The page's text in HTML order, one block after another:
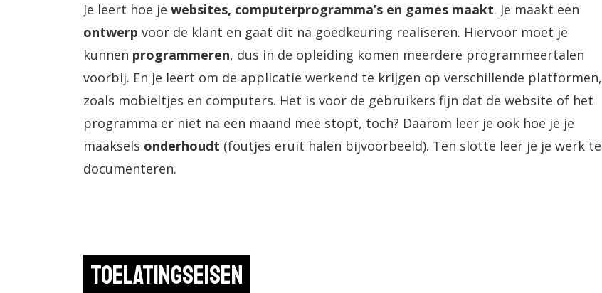
Je leert hoe je websites, computerprogramma’s en games maakt. Je maakt een
ontwerp voor de klant en gaat dit na goedkeuring realiseren. Hiervoor moet je
kunnen programmeren, dus in de opleiding komen meerdere programmeertalen
voorbij. En je leert om de applicatie werkend te krijgen op verschillende platformen,
zoals mobieltjes en computers. Het is voor de gebruikers fijn dat de website of het
programma er niet na een maand mee stopt, toch? Daarom leer je ook hoe je je
maaksels onderhoudt (foutjes eruit halen bijvoorbeeld). Ten slotte leer je je werk te
documenteren.
Toelatingseisen